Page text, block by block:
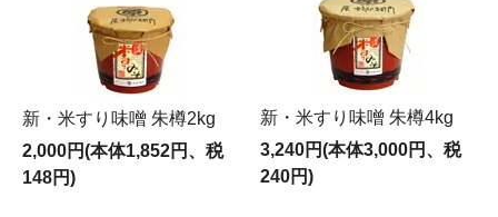
新・米すり味噌 朱樽2kg
2,000円(本体1,852円、税
148円)
新・米すり味噌 朱樽4kg
3,240円(本体3,000円、税
240円)